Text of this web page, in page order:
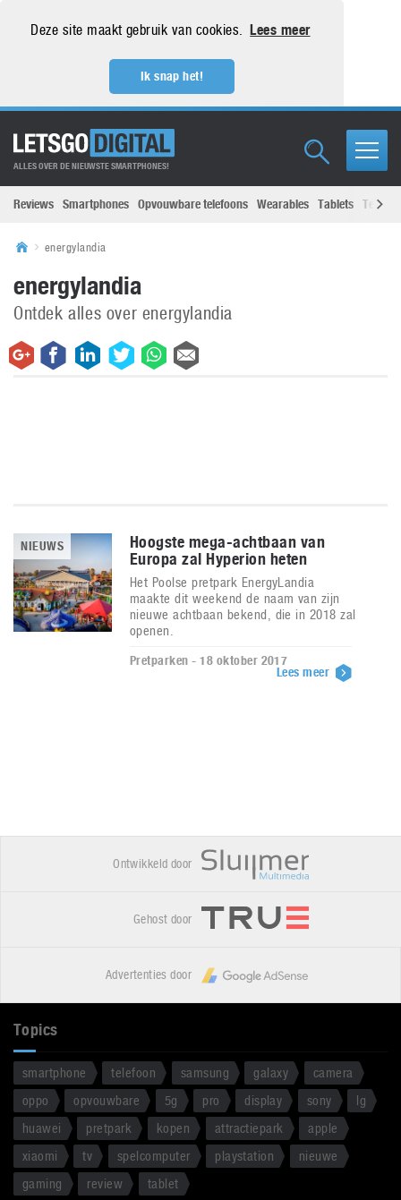
Deze site maakt gebruik van cookies. Lees meer
Ik snap het!
ALLES OVER DE NIEUWSTE SMARTPHONES!
Reviews Smartphones Opvouwbare telefoons Wearables Tablets
energylandia
energylandia
Ontdek alles over energylandia
NIEUWS
Hoogste mega-achtbaan van
Europa zal Hyperion heten
Het Poolse pretpark EnergyLandia
maakte dit weekend de naam van zijn
nieuwe achtbaan bekend, die in 2018 zal
openen.
Pretparken - 18 oktober 2017
Lees meer
Ontwikkeld door
Gehost door
Advertenties door
Topics
smartphone telefoon samsung galaxy
camera
oppo
opvouwbare 5g pro display sony
lg
huawei
pretpark kopen attractiepark
apple
xiaomi
tv spelcomputer playstation
nieuwe
gaming
review tablet